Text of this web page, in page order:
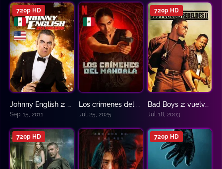
6.3
720p HD
Johnny English 2: Recargado
Sep. 15, 2011
7.273Los crímenes del mandala
Jul. 25, 2025
6.6
720p HD
Bad Boys 2: vuelven más rebeldes – Dos policías rebeldes 2
Jul. 18, 2003
720p HD 720p HD